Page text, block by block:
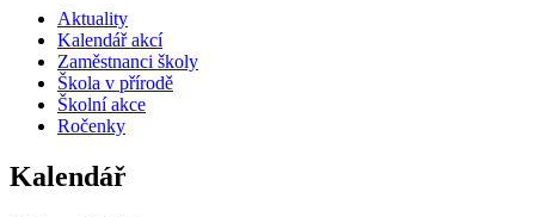
Aktuality
Kalendář akcí
Zaměstnanci školy
Škola v přírodě
Školní akce
Ročenky
Kalendář